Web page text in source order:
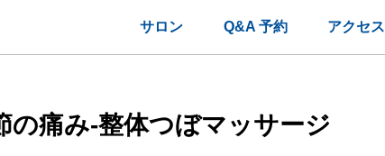
サロン Q&A 予約 アクセス
の痛み-整体つぼマッサージ